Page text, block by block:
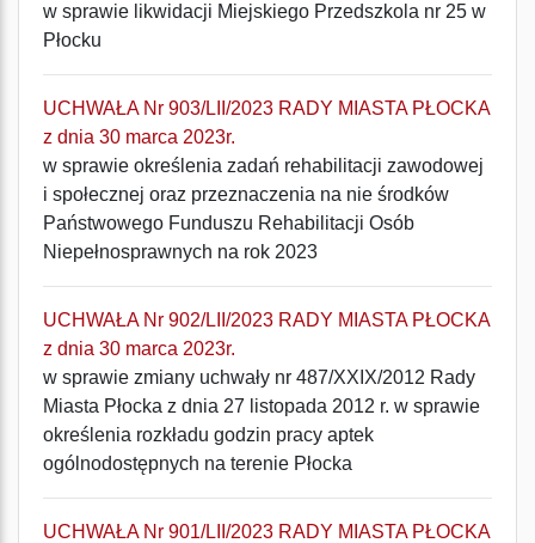
w sprawie likwidacji Miejskiego Przedszkola nr 25 w
Płocku
UCHWAŁA Nr 903/LII/2023 RADY MIASTA PŁOCKA
z dnia 30 marca 2023r.
w sprawie określenia zadań rehabilitacji zawodowej
i społecznej oraz przeznaczenia na nie środków
Państwowego Funduszu Rehabilitacji Osób
Niepełnosprawnych na rok 2023
UCHWAŁA Nr 902/LII/2023 RADY MIASTA PŁOCKA
z dnia 30 marca 2023r.
w sprawie zmiany uchwały nr 487/XXIX/2012 Rady
Miasta Płocka z dnia 27 listopada 2012 r. w sprawie
określenia rozkładu godzin pracy aptek
ogólnodostępnych na terenie Płocka
UCHWAŁA Nr 901/LII/2023 RADY MIASTA PŁOCKA